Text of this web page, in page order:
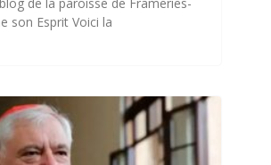
de la paroisse de Frameries-
son Esprit Voici la